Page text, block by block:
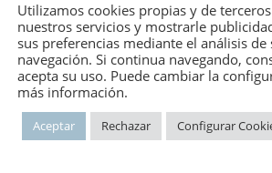
Utilizamos cookies propias y de
nuestros servicios y mostrarle
sus preferencias mediante el análisis de
navegación. Si continua navegando,
acepta su uso. Puede cambiar la
más información.
Aceptar Rechazar Configurar